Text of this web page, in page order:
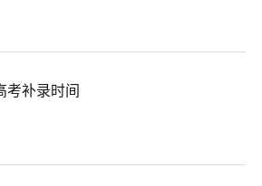
考补录时间